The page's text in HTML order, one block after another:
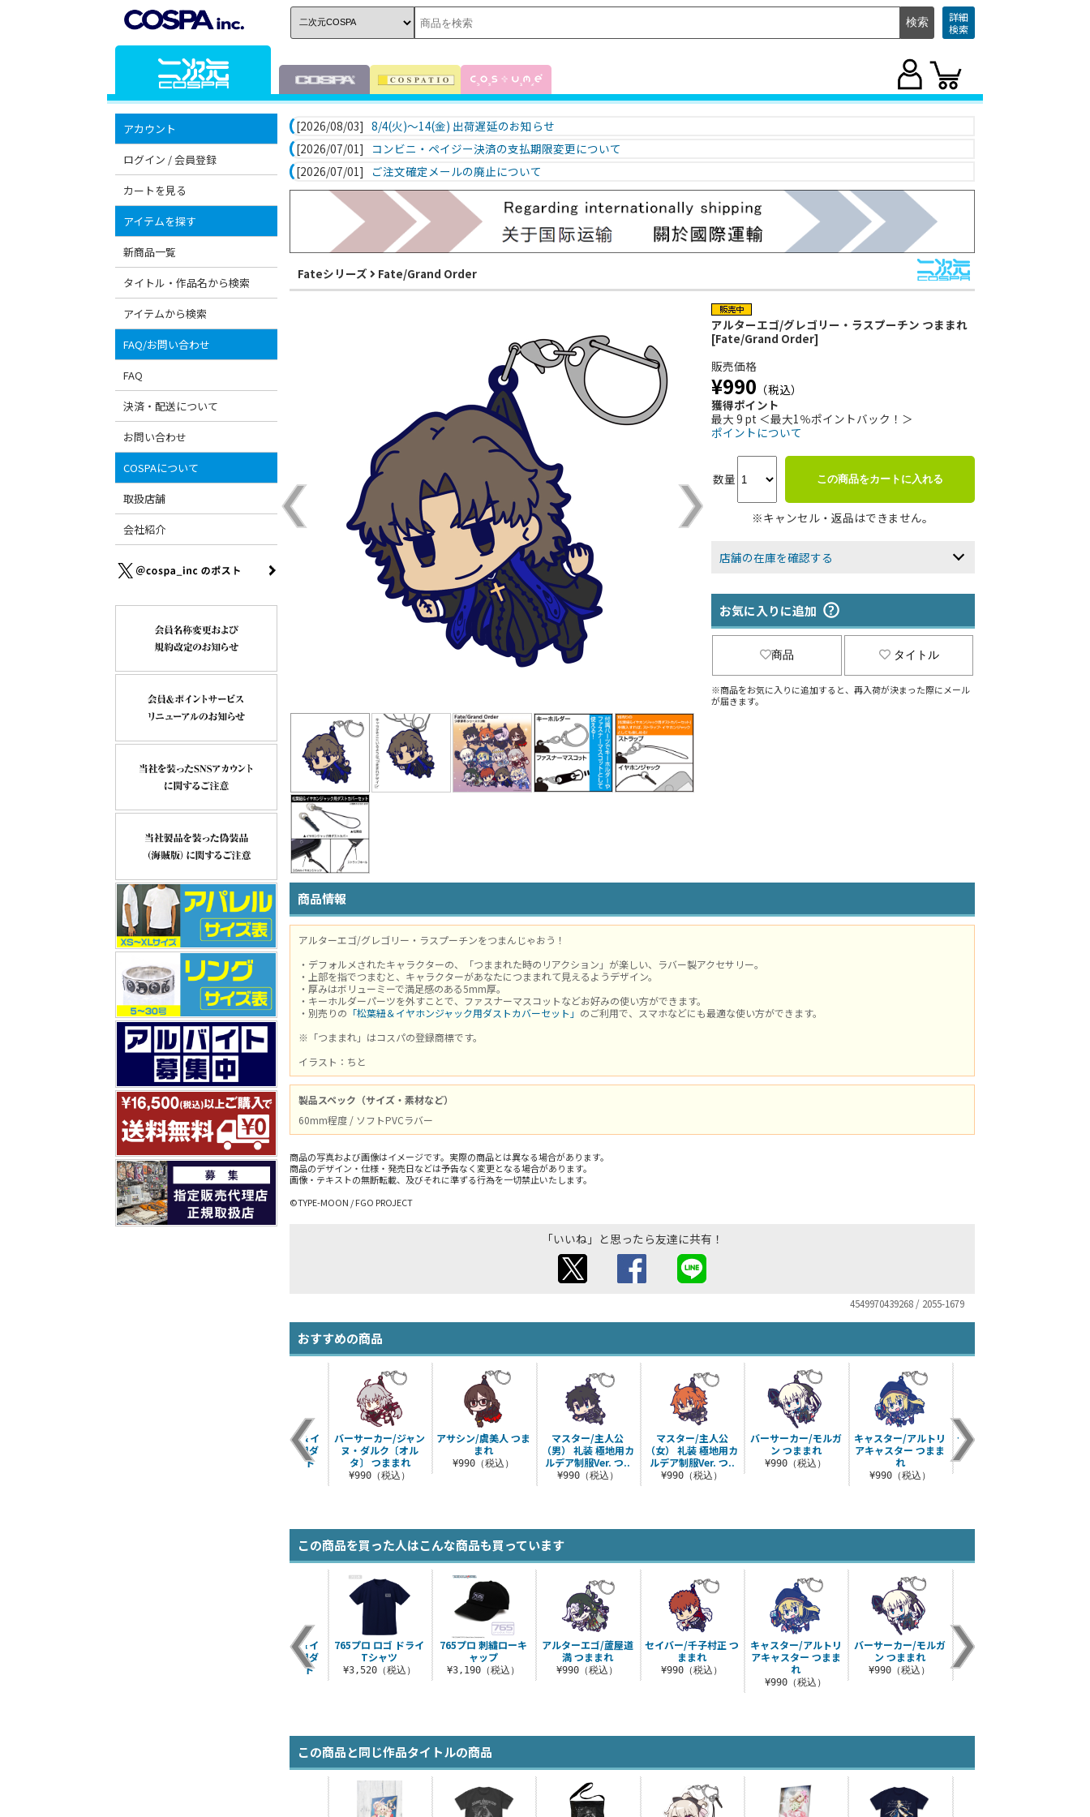
詳細
検索
アカウント
ログイン / 会員登録
カートを見る
アイテムを探す
新商品一覧
タイトル・作品名から検索
アイテムから検索
FAQ/お問い合わせ
FAQ
決済・配送について
お問い合わせ
COSPAについて
取扱店舗
会社紹介
[2026/08/03] 8/4(火)～14(金) 出荷遅延のお知らせ
[2026/07/01]
コンビニ・ペイジー決済の支払期限変更について
[2026/07/01]
ご注文確定メールの廃止について
Fateシリーズ Fate/Grand Order
アルターエゴ/グレゴリー・ラスプーチン つままれ
[Fate/Grand Order]
販売価格
¥990 （税込）
獲得ポイント
最大 9 pt ＜最大1％ポイントバック！＞
ポイントについて
数量 この商品をカートに入れる
※キャンセル・返品はできません。
店舗の在庫を確認する
お気に入りに追加
商品 タイトル
※商品をお気に入りに追加すると、再入荷が決まった際にメール
が届きます。
商品情報
アルターエゴ/グレゴリー・ラスプーチンをつまんじゃおう！
・デフォルメされたキャラクターの、「つままれた時のリアクション」が楽しい、ラバー製アクセサリー。
・上部を指でつまむと、キャラクターがあなたにつままれて見えるようデザイン。
・厚みはボリューミーで満足感のある5mm厚。
・キーホルダーパーツを外すことで、ファスナーマスコットなどお好みの使い方ができます。
・別売りの 「松葉紐＆イヤホンジャック用ダストカバーセット」 のご利用で、スマホなどにも最適な使い方ができます。
※「つままれ」はコスパの登録商標です。
イラスト：ちと
製品スペック（サイズ・素材など）
60mm程度 / ソフトPVCラバー
商品の写真および画像はイメージです。実際の商品とは異なる場合があります。
商品のデザイン・仕様・発売日などは予告なく変更となる場合があります。
画像・テキストの無断転載、及びそれに準ずる行為を一切禁止いたします。
©TYPE-MOON / FGO PROJECT
「いいね」と思ったら友達に共有！
4549970439268 / 2055-1679
おすすめの商品
マスター/主人公
（男） 礼装 極地用カ
ルデア制服Ver. つ..
¥990（税込）
マスター/主人公
（女） 礼装 極地用カ
ルデア制服Ver. つ..
¥990（税込）
バーサーカー/モルガ
ン つままれ
¥990（税込）
キャスター/アルトリ
アキャスター つまま
れ
¥990（税込）
セイバー/千子村正 つ
★限定★松葉紐＆イ
ヤホンジャック用ダ
ストカバーセット
バーサーカー/ジャン
ヌ・ダルク〔オル
タ〕 つままれ
¥990（税込）
アサシン/虞美人 つま
まれ
¥990（税込）
この商品を買った人はこんな商品も買っています
アルターエゴ/蘆屋道
満 つままれ
¥990（税込）
セイバー/千子村正 つ
ままれ
¥990（税込）
キャスター/アルトリ
アキャスター つまま
れ
¥990（税込）
バーサーカー/モルガ
ン つままれ
¥990（税込）
プリテンダー/オベロ
★限定★松葉紐＆イ
ヤホンジャック用ダ
ストカバーセット
765プロ ロゴ ドライ
Tシャツ
¥3,520（税込）
765プロ 刺繍ローキ
ャップ
¥3,190（税込）
この商品と同じ作品タイトルの商品